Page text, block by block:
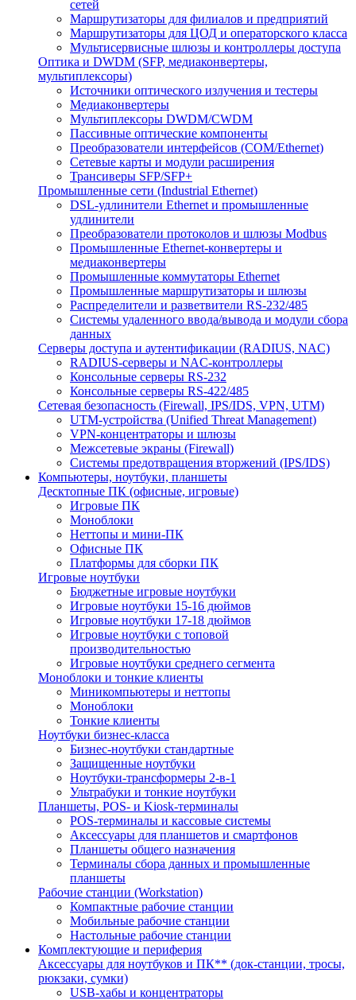
сетей
Маршрутизаторы для филиалов и предприятий
Маршрутизаторы для ЦОД и операторского класса
Мультисервисные шлюзы и контроллеры доступа
Оптика и DWDM (SFP, медиаконвертеры,
мультиплексоры)
Источники оптического излучения и тестеры
Медиаконвертеры
Мультиплексоры DWDM/CWDM
Пассивные оптические компоненты
Преобразователи интерфейсов (COM/Ethernet)
Сетевые карты и модули расширения
Трансиверы SFP/SFP+
Промышленные сети (Industrial Ethernet)
DSL-удлинители Ethernet и промышленные
удлинители
Преобразователи протоколов и шлюзы Modbus
Промышленные Ethernet-конвертеры и
медиаконвертеры
Промышленные коммутаторы Ethernet
Промышленные маршрутизаторы и шлюзы
Распределители и разветвители RS-232/485
Системы удаленного ввода/вывода и модули сбора
данных
Серверы доступа и аутентификации (RADIUS, NAC)
RADIUS-серверы и NAC-контроллеры
Консольные серверы RS-232
Консольные серверы RS-422/485
Сетевая безопасность (Firewall, IPS/IDS, VPN, UTM)
UTM-устройства (Unified Threat Management)
VPN-концентраторы и шлюзы
Межсетевые экраны (Firewall)
Системы предотвращения вторжений (IPS/IDS)
Компьютеры, ноутбуки, планшеты
Десктопные ПК (офисные, игровые)
Игровые ПК
Моноблоки
Неттопы и мини-ПК
Офисные ПК
Платформы для сборки ПК
Игровые ноутбуки
Бюджетные игровые ноутбуки
Игровые ноутбуки 15-16 дюймов
Игровые ноутбуки 17-18 дюймов
Игровые ноутбуки с топовой
производительностью
Игровые ноутбуки среднего сегмента
Моноблоки и тонкие клиенты
Миникомпьютеры и неттопы
Моноблоки
Тонкие клиенты
Ноутбуки бизнес-класса
Бизнес-ноутбуки стандартные
Защищенные ноутбуки
Ноутбуки-трансформеры 2-в-1
Ультрабуки и тонкие ноутбуки
Планшеты, POS- и Kiosk-терминалы
POS-терминалы и кассовые системы
Аксессуары для планшетов и смартфонов
Планшеты общего назначения
Терминалы сбора данных и промышленные
планшеты
Рабочие станции (Workstation)
Компактные рабочие станции
Мобильные рабочие станции
Настольные рабочие станции
Комплектующие и периферия
Аксессуары для ноутбуков и ПК** (док-станции, тросы,
рюкзаки, сумки)
USB-хабы и концентраторы